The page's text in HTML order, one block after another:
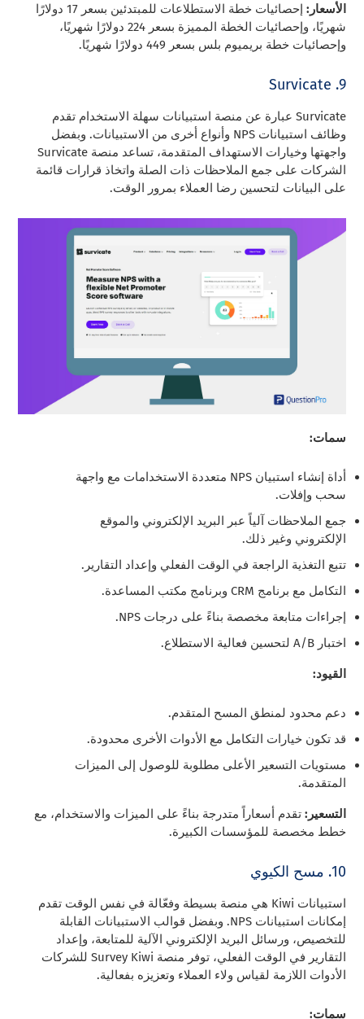
الأسعار:
إحصائيات خطة الاستطلاعات للمبتدئين بسعر 17 دولارًا
شهريًا، وإحصائيات الخطة المميزة بسعر 224 دولارًا شهريًا،
وإحصائيات خطة بريميوم بلس بسعر 449 دولارًا شهريًا.
9. Survicate
Survicate عبارة عن منصة استبيانات سهلة الاستخدام تقدم
وظائف استبيانات NPS وأنواع أخرى من الاستبيانات. وبفضل
واجهتها وخيارات الاستهداف المتقدمة، تساعد منصة Survicate
الشركات على جمع الملاحظات ذات الصلة واتخاذ قرارات قائمة
على البيانات لتحسين رضا العملاء بمرور الوقت.
سمات:
أداة إنشاء استبيان NPS متعددة الاستخدامات مع واجهة
سحب وإفلات.
جمع الملاحظات آلياً عبر البريد الإلكتروني والموقع
الإلكتروني وغير ذلك.
تتبع التغذية الراجعة في الوقت الفعلي وإعداد التقارير.
التكامل مع برنامج CRM وبرنامج مكتب المساعدة.
إجراءات متابعة مخصصة بناءً على درجات NPS.
اختبار A/B لتحسين فعالية الاستطلاع.
القيود:
دعم محدود لمنطق المسح المتقدم.
قد تكون خيارات التكامل مع الأدوات الأخرى محدودة.
مستويات التسعير الأعلى مطلوبة للوصول إلى الميزات
المتقدمة.
التسعير:تقدم أسعاراً متدرجة بناءً على الميزات والاستخدام، مع
خطط مخصصة للمؤسسات الكبيرة.
10. مسح الكيوي
استبيانات Kiwi هي منصة بسيطة وفعّالة في نفس الوقت تقدم
إمكانات استبيانات NPS. وبفضل قوالب الاستبيانات القابلة
للتخصيص، ورسائل البريد الإلكتروني الآلية للمتابعة، وإعداد
التقارير في الوقت الفعلي، توفر منصة Survey Kiwi للشركات
الأدوات اللازمة لقياس ولاء العملاء وتعزيزه بفعالية.
سمات: